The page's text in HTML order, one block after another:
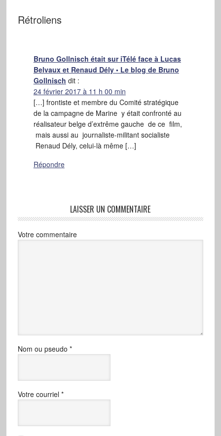
Rétroliens
Bruno Gollnisch était sur iTélé face à Lucas
Belvaux et Renaud Dély • Le blog de Bruno
Gollnisch dit :
24 février 2017 à 11 h 00 min
[…] frontiste et membre du Comité stratégique
de la campagne de Marine y était confronté au
réalisateur belge d’extrême gauche de ce film,
mais aussi au journaliste-militant socialiste
Renaud Dély, celui-là même […]
Répondre
LAISSER UN COMMENTAIRE
Votre commentaire
Nom ou pseudo *
Votre courriel *